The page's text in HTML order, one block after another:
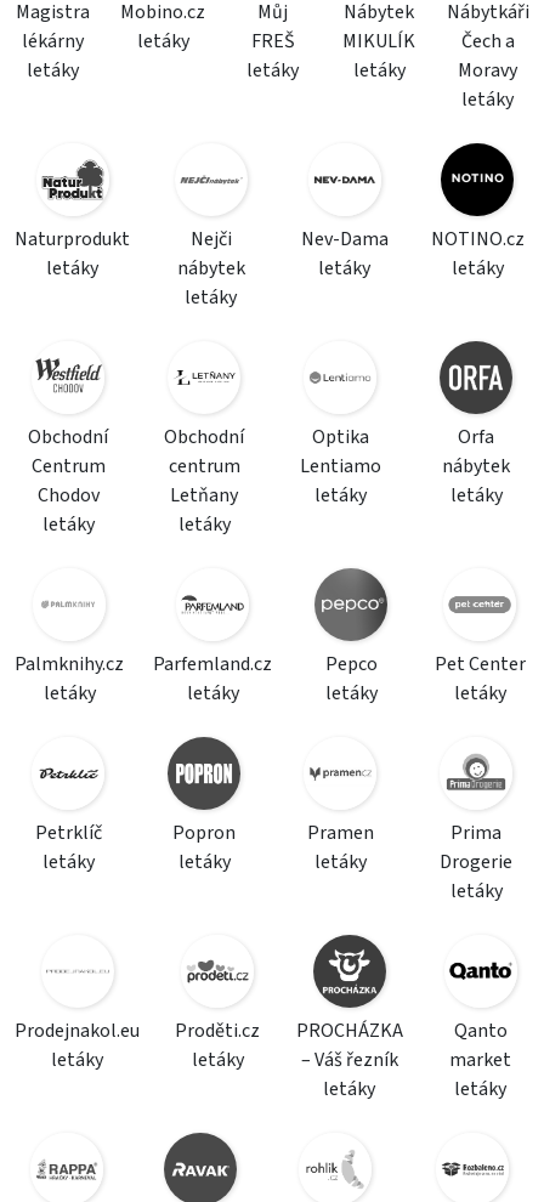
Magistra
lékárny
letáky
Mobino.cz
letáky
Můj
FREŠ
letáky
Nábytek
MIKULÍK
letáky
Nábytkáři
Čech a
Moravy
letáky
Naturprodukt
letáky
Nejči
nábytek
letáky
Nev-Dama
letáky
NOTINO.cz
letáky
Obchodní
Centrum
Chodov
letáky
Obchodní
centrum
Letňany
letáky
Optika
Lentiamo
letáky
Orfa
nábytek
letáky
Palmknihy.cz
letáky
Parfemland.cz
letáky
Pepco
letáky
Pet Center
letáky
Petrklíč
letáky
Popron
letáky
Pramen
letáky
Prima
Drogerie
letáky
Prodejnakol.eu
letáky
Proděti.cz
letáky
PROCHÁZKA
– Váš řezník
letáky
Qanto
market
letáky